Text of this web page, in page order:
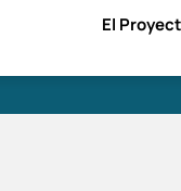
El